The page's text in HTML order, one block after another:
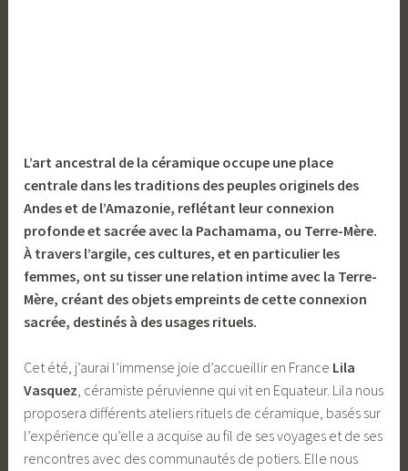
L’art ancestral de la céramique occupe une place
centrale dans les traditions des peuples originels des
Andes et de l’Amazonie, reflétant leur connexion
profonde et sacrée avec la Pachamama, ou Terre-Mère.
À travers l’argile, ces cultures, et en particulier les
femmes, ont su tisser une relation intime avec la Terre-
Mère, créant des objets empreints de cette connexion
sacrée, destinés à des usages rituels.
Cet été, j’aurai l’immense joie d’accueillir en France Lila
Vasquez, céramiste péruvienne qui vit en Equateur. Lila nous
proposera différents ateliers rituels de céramique, basés sur
l’expérience qu’elle a acquise au fil de ses voyages et de ses
rencontres avec des communautés de potiers. Elle nous